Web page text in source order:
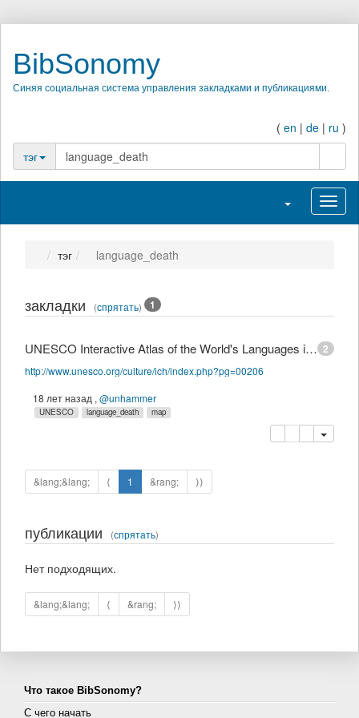
BibSonomy
Синяя социальная система управления закладками и публикациями.
( en | de | ru )
тэг
Переключить
тэг language_death
закладки (спрятать) 1
2
UNESCO Interactive Atlas of the World's Languages in Danger
http://www.unesco.org/culture/ich/index.php?pg=00206
18 лет назад , @unhammer
UNESCO language_death map
копировать
удалить
&lang;&lang; ⟨ 1 &rang; ⟩⟩
публикации (спрятать)
Нет подходящих.
&lang;&lang; ⟨ &rang; ⟩⟩
Что такое BibSonomy?
С чего начать